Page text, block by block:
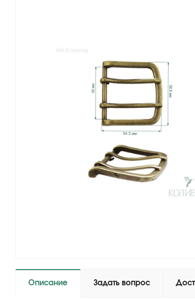
Описание Задать вопрос